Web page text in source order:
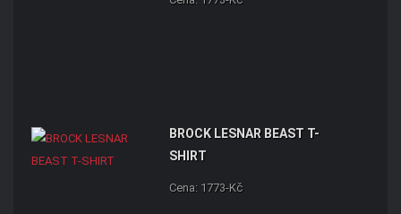
BROCK LESNAR BEAST T-
SHIRT
Cena: 1773-Kč